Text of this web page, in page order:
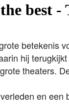
best -
betekenis
hij
theaters.
en een